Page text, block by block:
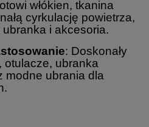
włókien, tkanina
cyrkulację powietrza,
i akcesoria.
: Doskonały
otulacze, ubranka
modne ubrania dla